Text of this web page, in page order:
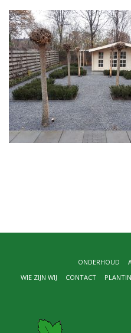
ONDERHOUD
CONTACT
WIE ZIJN WIJ